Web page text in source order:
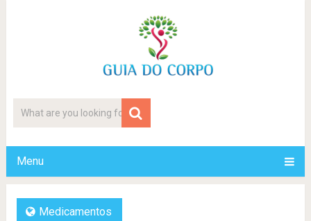
Menu
Medicamentos